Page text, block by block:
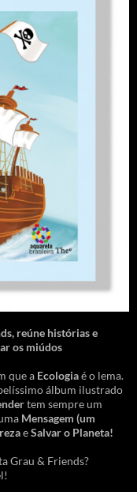
reúne histórias e
os miúdos
que a Ecologiaé o lema.
álbum ilustrado
tem sempre um
Mensagem (um
eSalvar o Planeta!
Grau & Friends?